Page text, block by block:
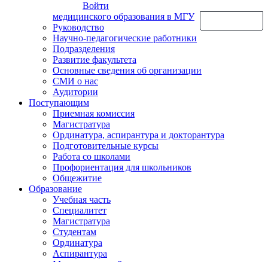
Войти
медицинского образования в МГУ
Руководство
Научно-педагогические работники
Подразделения
Развитие факультета
Основные сведения об организации
СМИ о нас
Аудитории
Поступающим
Приемная комиссия
Магистратура
Ординатура, аспирантура и докторантура
Подготовительные курсы
Работа со школами
Профориентация для школьников
Общежитие
Образование
Учебная часть
Специалитет
Магистратура
Студентам
Ординатура
Аспирантура